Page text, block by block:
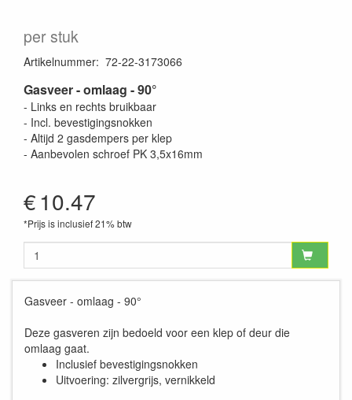
per stuk
Artikelnummer: 72-22-3173066
Gasveer - omlaag - 90°
- Links en rechts bruikbaar
- Incl. bevestigingsnokken
- Altijd 2 gasdempers per klep
- Aanbevolen schroef PK 3,5x16mm
€10.47
*Prijs is inclusief 21% btw
Gasveer - omlaag - 90°
Deze gasveren zijn bedoeld voor een klep of deur die
omlaag gaat.
Inclusief bevestigingsnokken
Uitvoering: zilvergrijs, vernikkeld